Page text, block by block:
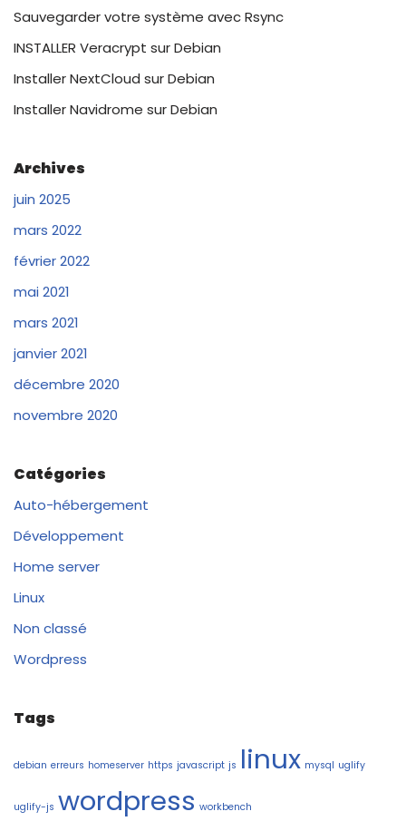
Sauvegarder votre système avec Rsync
INSTALLER Veracrypt sur Debian
Installer NextCloud sur Debian
Installer Navidrome sur Debian
Archives
juin 2025
mars 2022
février 2022
mai 2021
mars 2021
janvier 2021
décembre 2020
novembre 2020
Catégories
Auto-hébergement
Développement
Home server
Linux
Non classé
Wordpress
Tags
debian erreurs homeserver https javascript js linux mysql uglify
uglify-js wordpress workbench